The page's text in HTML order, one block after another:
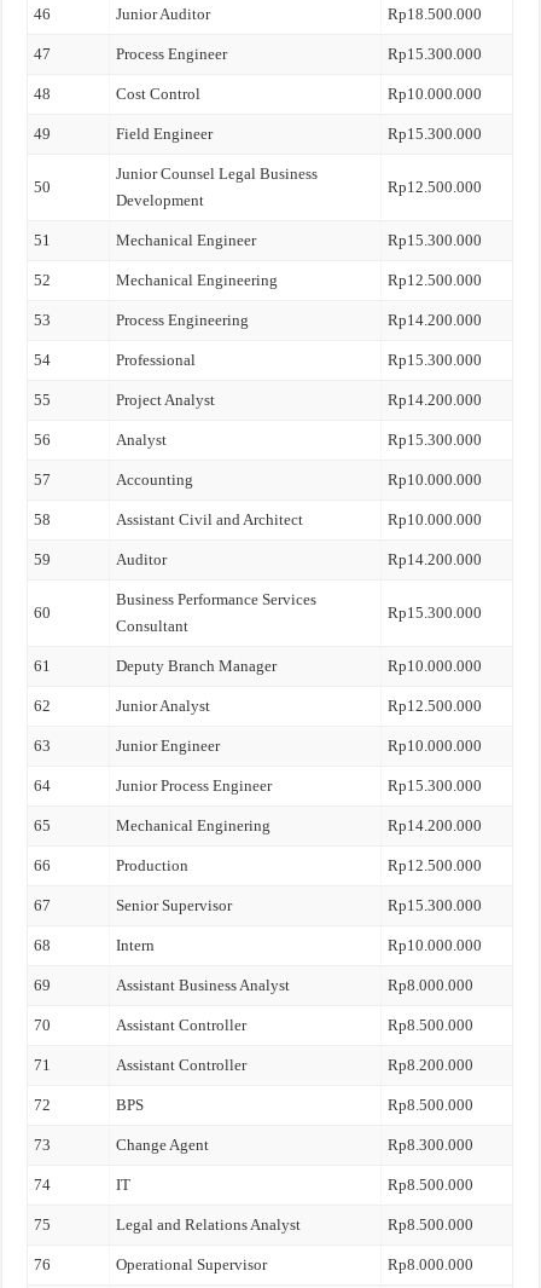
46 Junior Auditor Rp18.500.000
47 Process Engineer Rp15.300.000
48 Cost Control Rp10.000.000
49 Field Engineer Rp15.300.000
50
Junior Counsel Legal Business
Development
Rp12.500.000
51 Mechanical Engineer Rp15.300.000
52 Mechanical Engineering Rp12.500.000
53 Process Engineering Rp14.200.000
54 Professional Rp15.300.000
55 Project Analyst Rp14.200.000
56 Analyst Rp15.300.000
57 Accounting Rp10.000.000
58 Assistant Civil and Architect Rp10.000.000
59 Auditor Rp14.200.000
60
Business Performance Services
Consultant
Rp15.300.000
61 Deputy Branch Manager Rp10.000.000
62 Junior Analyst Rp12.500.000
63 Junior Engineer Rp10.000.000
64 Junior Process Engineer Rp15.300.000
65 Mechanical Enginering Rp14.200.000
66 Production Rp12.500.000
67 Senior Supervisor Rp15.300.000
68 Intern Rp10.000.000
69 Assistant Business Analyst Rp8.000.000
70 Assistant Controller Rp8.500.000
71 Assistant Controller Rp8.200.000
72 BPS Rp8.500.000
73 Change Agent Rp8.300.000
74 IT Rp8.500.000
75 Legal and Relations Analyst Rp8.500.000
76 Operational Supervisor Rp8.000.000